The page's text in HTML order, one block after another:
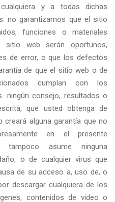
y a todas dichas
no garantizamos que el sitio
funciones o materiales
sitio web serán oportunos,
de error, o que los defectos
de que el sitio web o de
cumplan con los
ningún consejo, resultados o
que usted obtenga de
alguna garantía que no
en el presente
tampoco asume ninguna
o de cualquier virus que
de su acceso a, uso de, o
descargar cualquiera de los
contenidos de video o